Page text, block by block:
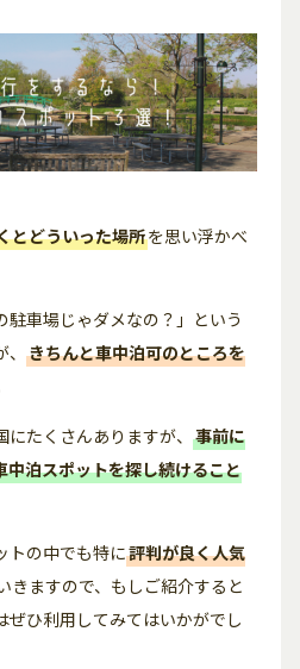
とどういった場所を思い浮かべ
駐車場じゃダメなの？」という
、きちんと車中泊可のところを
にたくさんありますが、事前に
中泊スポットを探し続けること
トの中でも特に評判が良く人気
きますので、もしご紹介すると
ぜひ利用してみてはいかがでし